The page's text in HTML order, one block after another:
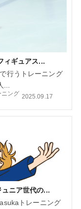
ィギュアス...
行うトレーニング
ニング 2025.09.17
ニア世代の...
トレーニング